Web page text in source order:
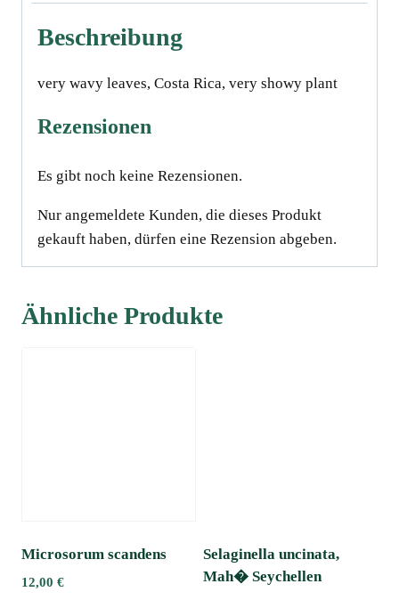
Beschreibung
very wavy leaves, Costa Rica, very showy plant
Rezensionen
Es gibt noch keine Rezensionen.
Nur angemeldete Kunden, die dieses Produkt
gekauft haben, dürfen eine Rezension abgeben.
Ähnliche Produkte
Microsorum scandens
12,00 €
Selaginella uncinata,
Mah� Seychellen